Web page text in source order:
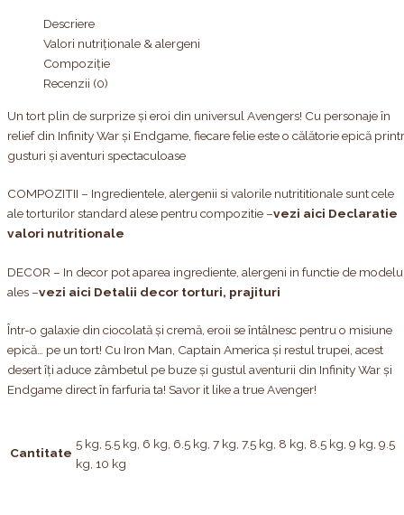
Descriere
Valori nutriționale & alergeni
Compoziție
Recenzii (0)
Un tort plin de surprize și eroi din universul Avengers! Cu personaje în
relief din Infinity War și Endgame, fiecare felie este o călătorie epică
gusturi și aventuri spectaculoase
COMPOZITII – Ingredientele, alergenii si valorile nutrititionale sunt cele
ale torturilor standard alese pentru compozitie –vezi aici Declaratie
valori nutritionale
DECOR – In decor pot aparea ingrediente, alergeni in functie de
ales –vezi aici Detalii decor torturi, prajituri
Într-o galaxie din ciocolată și cremă, eroii se întâlnesc pentru o misiune
epică… pe un tort! Cu Iron Man, Captain America și restul trupei, acest
desert îți aduce zâmbetul pe buze și gustul aventurii din Infinity War și
Endgame direct în farfuria ta! Savor it like a true Avenger!
Cantitate
5 kg, 5.5 kg, 6 kg, 6.5 kg, 7 kg, 7.5 kg, 8 kg, 8.5 kg, 9 kg, 9.5
kg, 10 kg